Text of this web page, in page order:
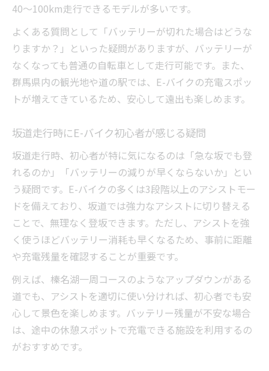
40〜100km走行できるモデルが多いです。
よくある質問として「バッテリーが切れた場合はどうな
りますか？」といった疑問がありますが、バッテリーが
なくなっても普通の自転車として走行可能です。また、
群馬県内の観光地や道の駅では、E-バイクの充電スポッ
トが増えてきているため、安心して遠出も楽しめます。
坂道走行時にE-バイク初心者が感じる疑問
坂道走行時、初心者が特に気になるのは「急な坂でも登
れるのか」「バッテリーの減りが早くならないか」とい
う疑問です。E-バイクの多くは3段階以上のアシストモー
ドを備えており、坂道では強力なアシストに切り替える
ことで、無理なく登坂できます。ただし、アシストを強
く使うほどバッテリー消耗も早くなるため、事前に距離
や充電残量を確認することが重要です。
例えば、榛名湖一周コースのようなアップダウンがある
道でも、アシストを適切に使い分ければ、初心者でも安
心して景色を楽しめます。バッテリー残量が不安な場合
は、途中の休憩スポットで充電できる施設を利用するの
がおすすめです。